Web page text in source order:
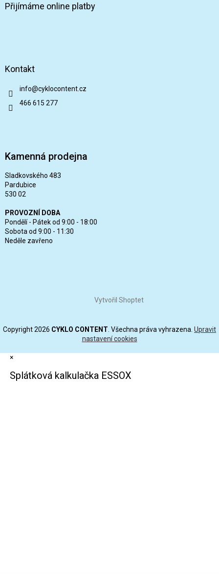
Přijímáme online platby
Kontakt
info@cyklocontent.cz
466 615 277
Kamenná prodejna
Sladkovského 483
Pardubice
530 02
PROVOZNÍ DOBA
Pondělí - Pátek od 9:00 - 18:00
Sobota od 9:00 - 11:30
Neděle zavřeno
Vytvořil Shoptet
Copyright 2026 CYKLO CONTENT . Všechna práva vyhrazena. Upravit
nastavení cookies
×
Splátková kalkulačka ESSOX